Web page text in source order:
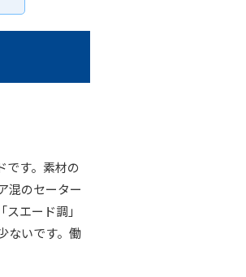
です。素材の
混のセーター
エード調」
ないです。働